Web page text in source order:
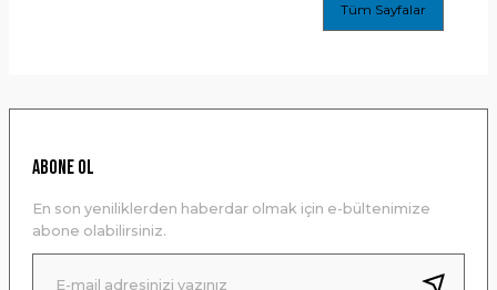
Tüm Sayfalar
ABONE OL
En son yeniliklerden haberdar olmak için e-bültenimize
abone olabilirsiniz.